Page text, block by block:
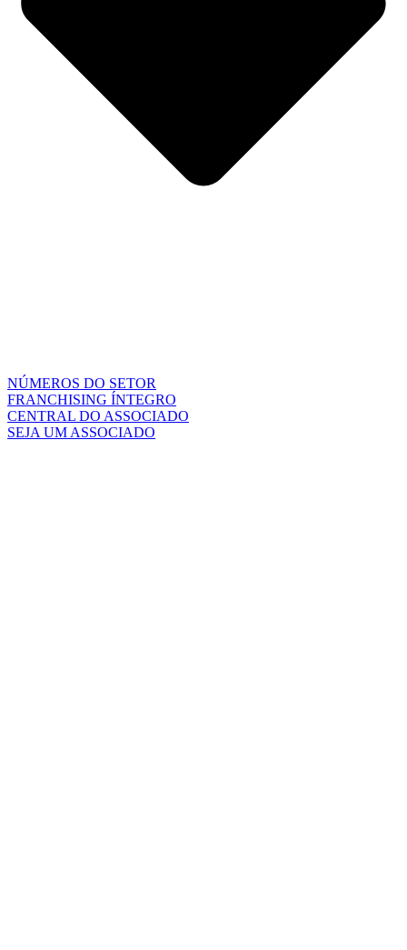
NÚMEROS DO SETOR
FRANCHISING ÍNTEGRO
CENTRAL DO ASSOCIADO
SEJA UM ASSOCIADO